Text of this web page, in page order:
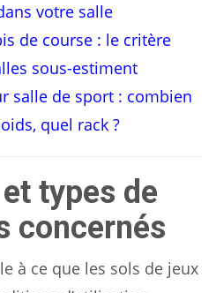
votre salle
de course : le critère
sous-estiment
salle de sport : combien
quel rack ?
types de
concernés
à ce que les sols de jeux